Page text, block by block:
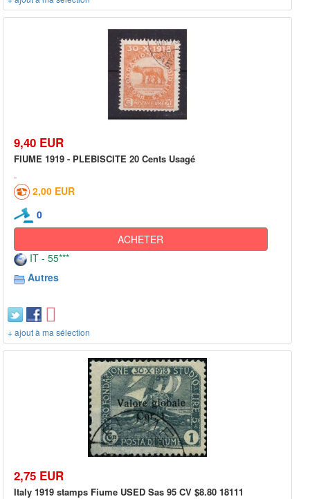
9,40 EUR
FIUME 1919 - PLEBISCITE 20 Cents Usagé
2,00 EUR
0
ACHETER
IT - 55***
Autres
+ ajout à ma sélection
2,75 EUR
Italy 1919 stamps Fiume USED Sas 95 CV $8.80 18111